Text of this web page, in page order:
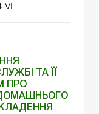
VI.
ТА ЇЇ
ПРО